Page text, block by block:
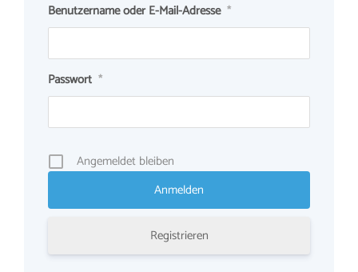
Benutzername oder E-Mail-Adresse *
Passwort *
Angemeldet bleiben
Registrieren